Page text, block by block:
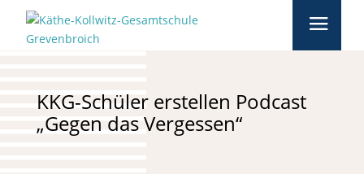
KKG-Schüler erstellen Podcast
„Gegen das Vergessen“